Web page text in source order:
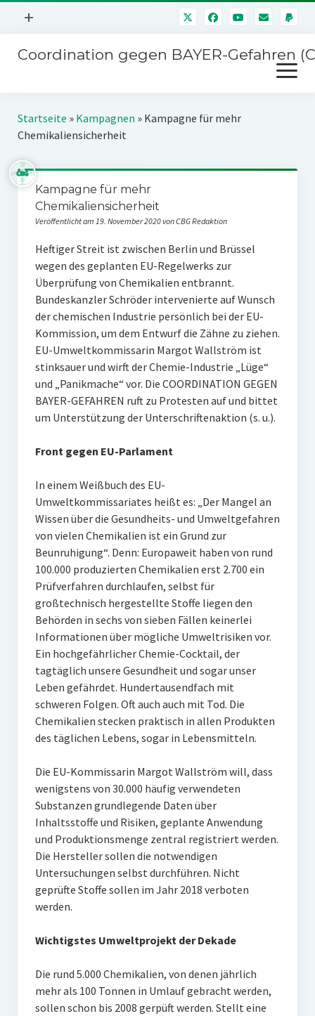
Menü
+
Mitmachen
Über uns
Kontakt
Impressum
Störfälle
Coordination gegen BAYER-Gefahren
Menü
öffnen
Kampagnen
Stichwort BAYER
Jahrestagung
Startseite » Kampagnen » Kampagne für mehr
Chemikaliensicherheit
Kampagne für mehr
Chemikaliensicherheit
Veröffentlicht am 19. November 2020 von CBG Redaktion
Heftiger Streit ist zwischen Berlin und Brüssel
wegen des geplanten EU-Regelwerks zur
Überprüfung von Chemikalien entbrannt.
Bundeskanzler Schröder intervenierte auf Wunsch
der chemischen Industrie persönlich bei der EU-
Kommission, um dem Entwurf die Zähne zu ziehen.
EU-Umweltkommissarin Margot Wallström ist
stinksauer und wirft der Chemie-Industrie „Lüge“
und „Panikmache“ vor. Die COORDINATION GEGEN
BAYER-GEFAHREN ruft zu Protesten auf und bittet
um Unterstützung der Unterschriftenaktion (s. u.).
Front gegen EU-Parlament
In einem Weißbuch des EU-
Umweltkommissariates heißt es: „Der Mangel an
Wissen über die Gesundheits- und Umweltgefahren
von vielen Chemikalien ist ein Grund zur
Beunruhigung“. Denn: Europaweit haben von rund
100.000 produzierten Chemikalien erst 2.700 ein
Prüfverfahren durchlaufen, selbst für
großtechnisch hergestellte Stoffe liegen den
Behörden in sechs von sieben Fällen keinerlei
Informationen über mögliche Umweltrisiken vor.
Ein hochgefährlicher Chemie-Cocktail, der
tagtäglich unsere Gesundheit und sogar unser
Leben gefährdet. Hundertausendfach mit
schweren Folgen. Oft auch auch mit Tod. Die
Chemikalien stecken praktisch in allen Produkten
des täglichen Lebens, sogar in Lebensmitteln.
Die EU-Kommissarin Margot Wallström will, dass
wenigstens von 30.000 häufig verwendeten
Substanzen grundlegende Daten über
Inhaltsstoffe und Risiken, geplante Anwendung
und Produktionsmenge zentral registriert werden.
Die Hersteller sollen die notwendigen
Untersuchungen selbst durchführen. Nicht
geprüfte Stoffe sollen im Jahr 2018 verboten
werden.
Wichtigstes Umweltprojekt der Dekade
Die rund 5.000 Chemikalien, von denen jährlich
mehr als 100 Tonnen in Umlauf gebracht werden,
sollen schon bis 2008 gerpüft werden. Stellt eine